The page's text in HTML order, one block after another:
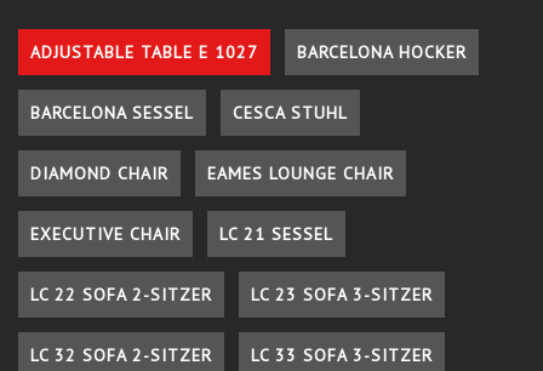
ADJUSTABLE TABLE E 1027 BARCELONA HOCKER
BARCELONA SESSEL CESCA STUHL
DIAMOND CHAIR EAMES LOUNGE CHAIR
EXECUTIVE CHAIR LC 21 SESSEL
LC 22 SOFA 2-SITZER LC 23 SOFA 3-SITZER
LC 32 SOFA 2-SITZER LC 33 SOFA 3-SITZER